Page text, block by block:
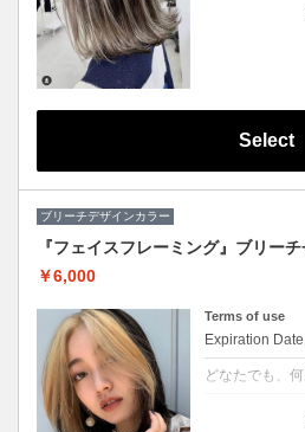
Select
ブリーチデザインカラー
『フェイスフレーミング』ブリー
￥6,000
Terms of use
Expiration Date
どなたでも、